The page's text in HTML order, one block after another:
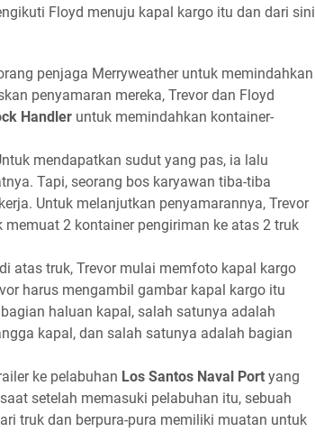
Floyd menuju kapal kargo itu dan dari sini
penjaga Merryweather untuk memindahkan
penyamaran mereka, Trevor dan Floyd
Handler untuk memindahkan kontainer-
mendapatkan sudut yang pas, ia lalu
Tapi, seorang bos karyawan tiba-tiba
Untuk melanjutkan penyamarannya, Trevor
2 kontainer pengiriman ke atas 2 truk
atas truk, Trevor mulai memfoto kapal kargo
harus mengambil gambar kapal kargo itu
haluan kapal, salah satunya adalah
kapal, dan salah satunya adalah bagian
ke pelabuhan Los Santos Naval Port yang
setelah memasuki pelabuhan itu, sebuah
truk dan berpura-pura memiliki muatan untuk